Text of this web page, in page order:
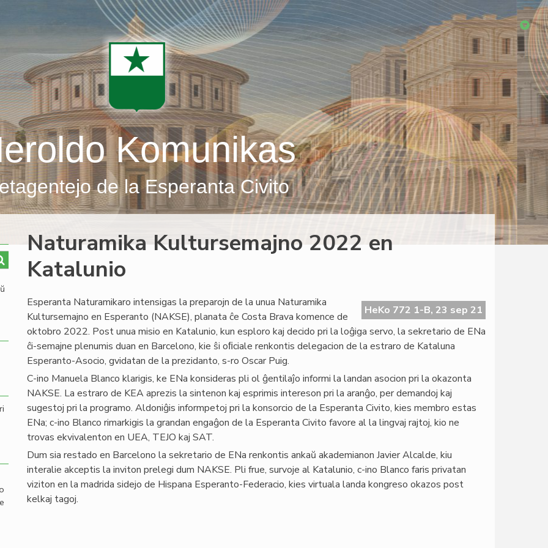
Komunikas
de la Esperanta Civito
Naturamika Kultursemajno 2022 en
Katalunio
HeKo 772 1-B, 23 sep 21
Esperanta Naturamikaro intensigas la preparojn de la unua Naturamika
Kultursemajno en Esperanto (NAKSE), planata ĉe Costa Brava komence de
oktobro 2022. Post unua misio en Katalunio, kun esploro kaj decido pri la loĝiga servo, la sekretario de ENa
ĉi-semajne plenumis duan en Barcelono, kie ŝi oﬁciale renkontis delegacion de la estraro de Kataluna
Esperanto-Asocio, gvidatan de la prezidanto, s-ro Oscar Puig.
C-ino Manuela Blanco klarigis, ke ENa konsideras pli ol ĝentilaĵo informi la landan asocion pri la okazonta
NAKSE. La estraro de KEA aprezis la sintenon kaj esprimis intereson pri la aranĝo, per demandoj kaj
sugestoj pri la programo. Aldoniĝis informpetoj pri la konsorcio de la Esperanta Civito, kies membro estas
ENa; c-ino Blanco rimarkigis la grandan engaĝon de la Esperanta Civito favore al la lingvaj rajtoj, kio ne
trovas ekvivalenton en UEA, TEJO kaj SAT.
Dum sia restado en Barcelono la sekretario de ENa renkontis ankaŭ akademianon Javier Alcalde, kiu
interalie akceptis la inviton prelegi dum NAKSE. Pli frue, survoje al Katalunio, c-ino Blanco faris privatan
viziton en la madrida sidejo de Hispana Esperanto-Federacio, kies virtuala landa kongreso okazos post
kelkaj tagoj.